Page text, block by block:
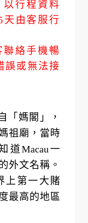
行程資料
天由客服行
絡手機暢
誤或無法接
「媽閣」，
祖廟，當時
道Macau一
外文名稱。
上第一大賭
最高的地區